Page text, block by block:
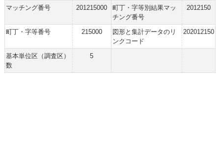
マッチング番号
201215000
町丁・字等別結果マッ
チング番号
2012150
町丁・字等番号 215000
図形と集計データのリ
ンクコード
202012150
基本単位区（調査区）
数
5